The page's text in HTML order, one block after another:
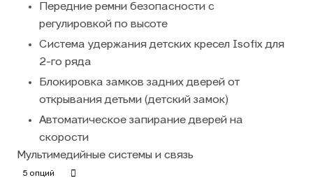
Передние ремни безопасности с
регулировкой по высоте
Система удержания детских кресел Isofix для
2-го ряда
Блокировка замков задних дверей от
открывания детьми (детский замок)
Автоматическое запирание дверей на
скорости
Мультимедийные системы и связь
5 опций